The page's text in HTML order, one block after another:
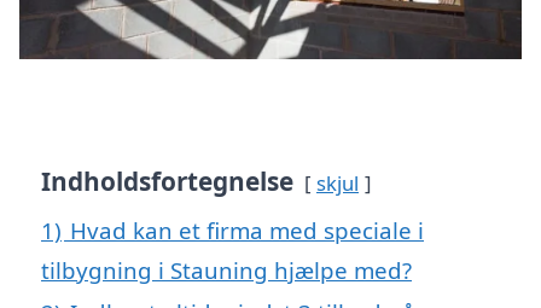
Indholdsfortegnelse skjul
1) Hvad kan et firma med speciale i
tilbygning i Stauning hjælpe med?